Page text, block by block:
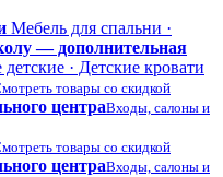
Мебель для спальни ·
— дополнительная
· Детские кровати
товары со скидкой
центраВходы, салоны и
товары со скидкой
центраВходы, салоны и